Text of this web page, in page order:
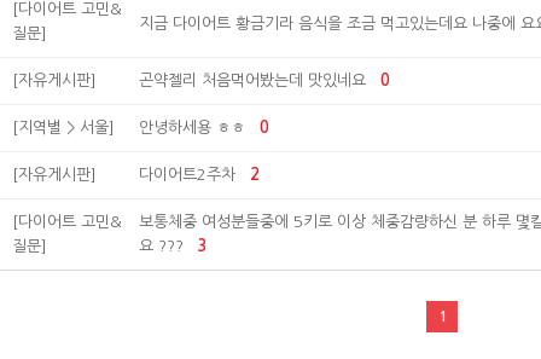
[다이어트 고민&
질문]
지금 다이어트 황금기라 음식을 조금 먹고있는데요 나중에 요
[자유게시판] 곤약젤리 처음먹어봤는데 맛있네요 0
[지역별 > 서울] 안녕하세용 ㅎㅎ 0
[자유게시판] 다이어트2주차 2
[다이어트 고민&
질문]
보통체중 여성분들중에 5키로 이상 체중감량하신 분 하루 몇
요 ???
3
1